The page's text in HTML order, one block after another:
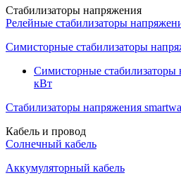
Стабилизаторы напряжения
Релейные стабилизаторы
Симисторные стабилизаторы
Симисторные стабилизаторы
кВт
Стабилизаторы напряжения
Кабель и провод
Солнечный кабель
Аккумуляторный кабель